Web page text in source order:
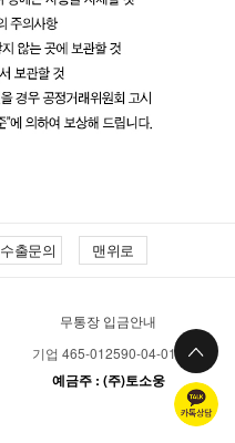
수출문의 맨위로
무통장 입금안내
기업 465-012590-04-011
예금주 : (주)토소웅